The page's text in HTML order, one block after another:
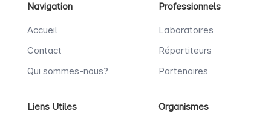
Navigation
Accueil
Contact
Qui sommes-nous?
Professionnels
Laboratoires
Répartiteurs
Partenaires
Liens Utiles Organismes